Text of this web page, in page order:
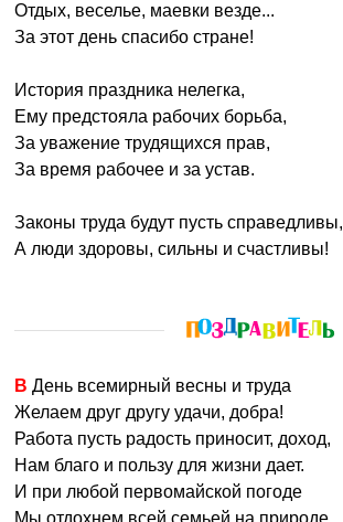
Отдых, веселье, маевки везде...
За этот день спасибо стране!
История праздника нелегка,
Ему предстояла рабочих борьба,
За уважение трудящихся прав,
За время рабочее и за устав.
Законы труда будут пусть справедливы,
А люди здоровы, сильны и счастливы!
В День всемирный весны и труда
Желаем друг другу удачи, добра!
Работа пусть радость приносит, доход,
Нам благо и пользу для жизни дает.
И при любой первомайской погоде
Мы отдохнем всей семьей на природе.